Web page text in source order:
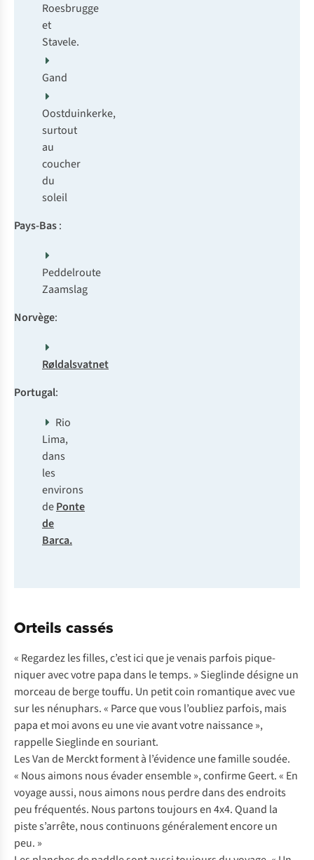
Roesbrugge
et
Stavele.
Gand
Oostduinkerke,
surtout
au
coucher
du
soleil
Pays-Bas:
Peddelroute
Zaamslag
Norvège:
Røldalsvatnet
Portugal:
Rio
Lima,
dans
les
environs
dePonte
de
Barca.
Orteils cassés
« Regardez les filles, c’est ici que je venais parfois pique-
niquer avec votre papa dans le temps. » Sieglinde désigne un
morceau de berge touffu. Un petit coin romantique avec vue
sur les nénuphars. « Parce que vous l’oubliez parfois, mais
papa et moi avons eu une vie avant votre naissance »,
rappelle Sieglinde en souriant.
Les Van de Merckt forment à l’évidence une famille soudée.
« Nous aimons nous évader ensemble », confirme Geert. « En
voyage aussi, nous aimons nous perdre dans des endroits
peu fréquentés. Nous partons toujours en 4x4. Quand la
piste s’arrête, nous continuons généralement encore un
peu. »